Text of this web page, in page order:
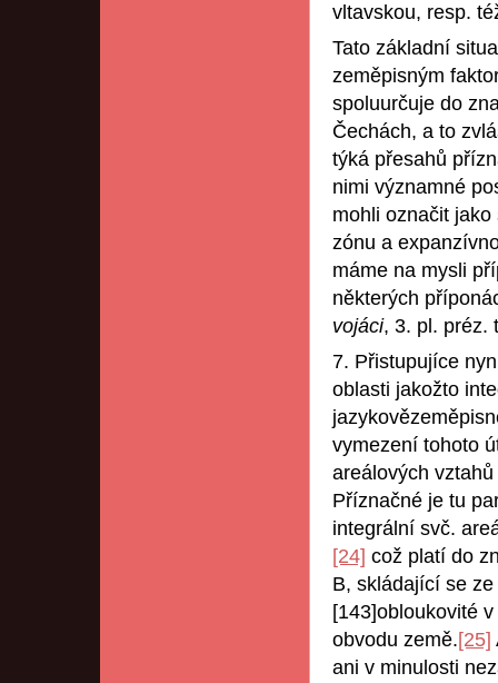
vltavskou, resp.
Tato základní
zeměpisným
spoluurčuje do
Čechách, a to
týká přesahů
nimi významné
mohli označit
zónu a
máme na mysli
některých
vojáci, 3. pl. préz.
7. Přistupujíce
oblasti jakožto
vymezení tohoto
areálových
Příznačné je tu
integrální svč.
[24] což platí do
B, skládající se
[143]obloukovité
obvodu země.[25]
ani v minulosti